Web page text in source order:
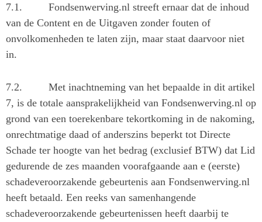
7.1. Fondsenwerving.nl streeft ernaar dat de inhoud
van de Content en de Uitgaven zonder fouten of
onvolkomenheden te laten zijn, maar staat daarvoor niet
in.
7.2. Met inachtneming van het bepaalde in dit artikel
7, is de totale aansprakelijkheid van Fondsenwerving.nl op
grond van een toerekenbare tekortkoming in de nakoming,
onrechtmatige daad of anderszins beperkt tot Directe
Schade ter hoogte van het bedrag (exclusief BTW) dat Lid
gedurende de zes maanden voorafgaande aan e (eerste)
schadeveroorzakende gebeurtenis aan Fondsenwerving.nl
heeft betaald. Een reeks van samenhangende
schadeveroorzakende gebeurtenissen heeft daarbij te